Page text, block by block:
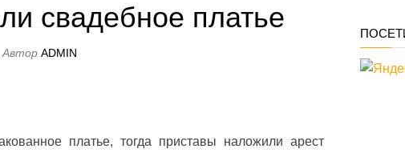
свадебное платье
Автор ADMIN
платье, тогда приставы наложили арест